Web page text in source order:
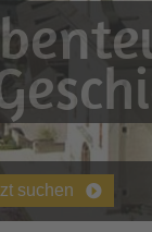
suchen